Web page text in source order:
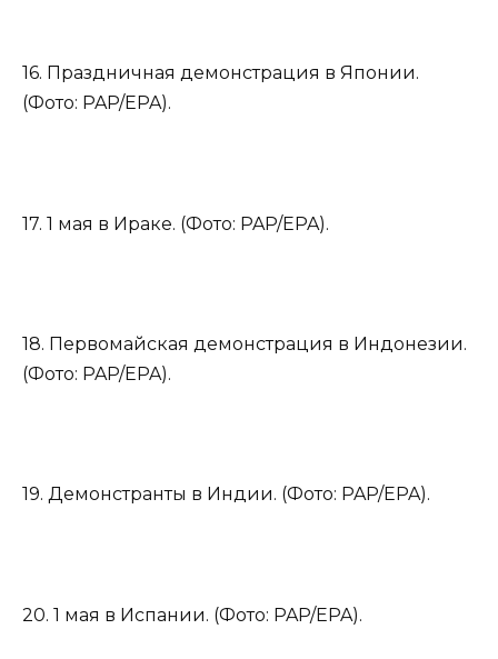
16. Праздничная демонстрация в Японии.
(Фото: PAP/EPA).
17. 1 мая в Ираке. (Фото: PAP/EPA).
18. Первомайская демонстрация в Индонезии.
(Фото: PAP/EPA).
19. Демонстранты в Индии. (Фото: PAP/EPA).
20. 1 мая в Испании. (Фото: PAP/EPA).